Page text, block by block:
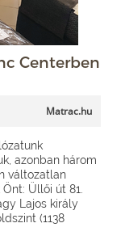
Centerben
Matrac.hu
azonban három
változatlan
Üllői út 81.
Lajos király
(1138